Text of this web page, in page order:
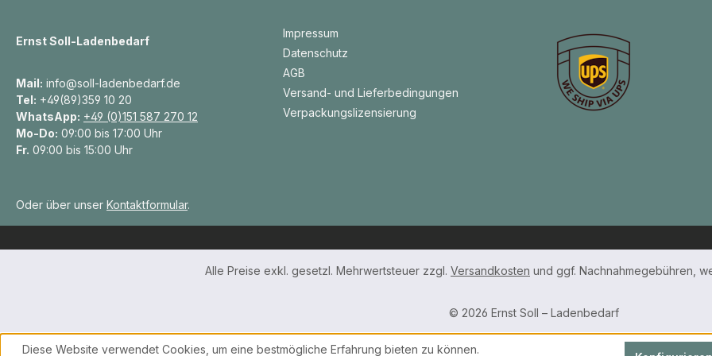
Ernst Soll-Ladenbedarf
Mail: info@soll-ladenbedarf.de
Tel: +49(89)359 10 20
WhatsApp: +49 (0)151 587 270 12
Mo-Do: 09:00 bis 17:00 Uhr
Fr. 09:00 bis 15:00 Uhr
Oder über unser Kontaktformular.
Impressum
Datenschutz
AGB
Versand- und Lieferbedingungen
Verpackungslizensierung
Alle Preise exkl. gesetzl. Mehrwertsteuer zzgl. Versandkosten und ggf. Nachnahmegebühren,
© 2026 Ernst Soll – Ladenbedarf
Diese Website verwendet Cookies, um eine bestmögliche Erfahrung bieten zu können.